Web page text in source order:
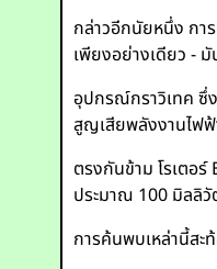
กล่าวอีกนัยหนึ่ง กา
เพียงอย่างเดียว -
อุปกรณ์กราวิเทค ซึ่
สูญเสียพลังงานไฟ
ตรงกันข้าม โรเตอ
ประมาณ 100 มิลลิ
การค้นพบเหล่านี้ส